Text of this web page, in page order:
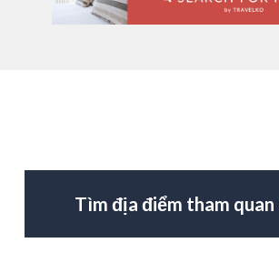
Tìm địa điểm tham quan